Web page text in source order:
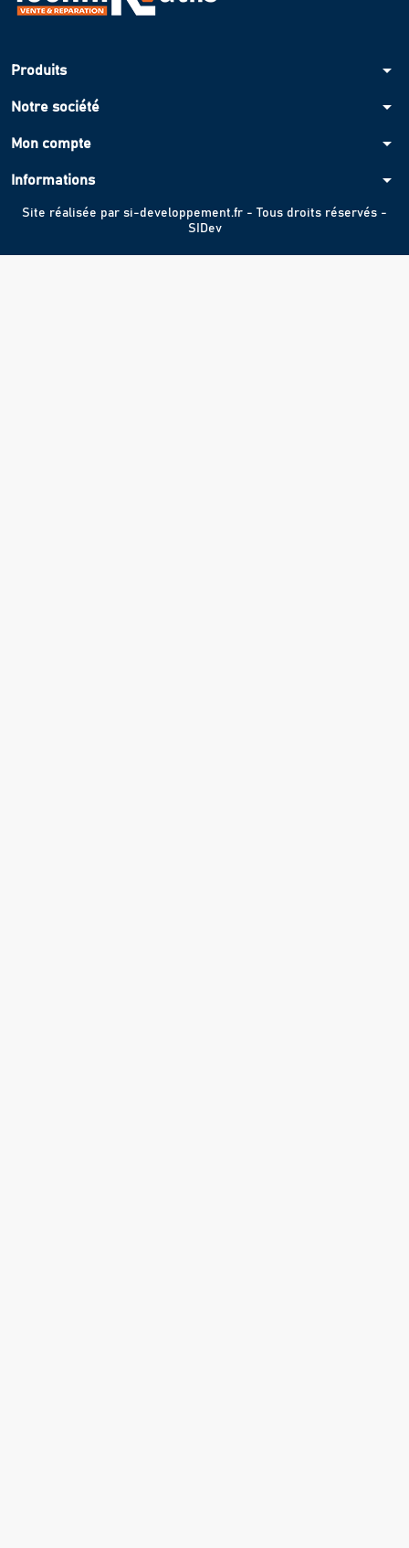
Produits arrow_drop_down
Notre société arrow_drop_down
Mon compte arrow_drop_down
Informations arrow_drop_down
Site réalisée par si-developpement.fr - Tous droits réservés -
SIDev